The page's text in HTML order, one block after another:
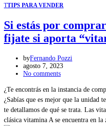
TTIPS PARA VENDER
Si estás por
fijate si aporta
byFernando Pozzi
agosto 7, 2023
No comments
¿Te encontrás en la instancia de
¿Sabías que es mejor que la unidad
te detallamos de qué se trata. Las
clásica vitamina A se encuentra en